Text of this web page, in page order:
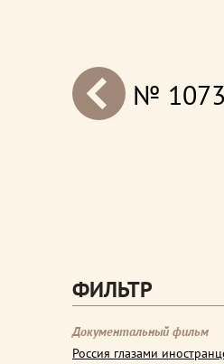
next
№ 1073
ФИЛЬТР
Документальный фильм
Россия глазами